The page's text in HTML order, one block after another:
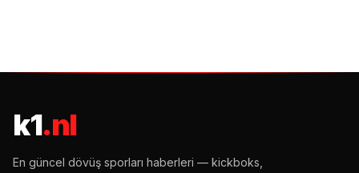
k1.nl
En güncel dövüş sporları haberleri — kickboks,